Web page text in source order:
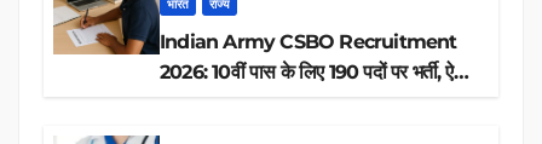
भारत राज्य
Indian Army CSBO Recruitment
2026: 10वीं पास के लिए 190 पदों पर भर्ती, ऐसे